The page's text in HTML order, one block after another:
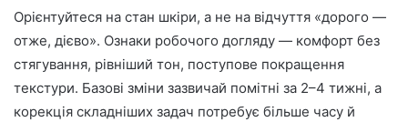
Орієнтуйтеся на стан шкіри, а не на відчуття «дорого —
отже, дієво». Ознаки робочого догляду — комфорт без
стягування, рівніший тон, поступове покращення
текстури. Базові зміни зазвичай помітні за 2–4 тижні, а
корекція складніших задач потребує більше часу й